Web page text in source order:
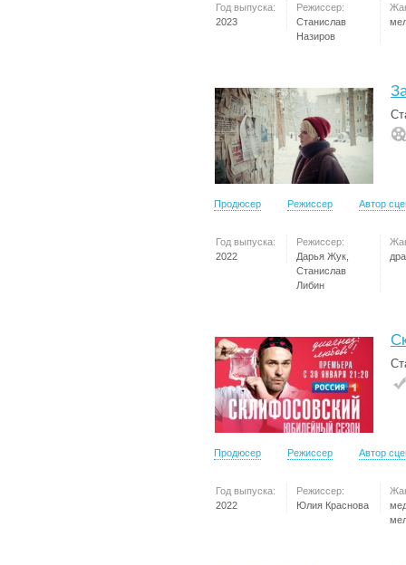
Год выпуска:
2023
Режиссер:
Станислав
Назиров
Продюсер Режиссер Автор
Год выпуска:
2022
Режиссер:
Дарья Жук,
Станислав
Либин
Продюсер Режиссер Автор
Год выпуска:
2022
Режиссер:
Юлия Краснова